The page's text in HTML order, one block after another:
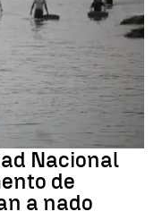
Nacional
de
a nado